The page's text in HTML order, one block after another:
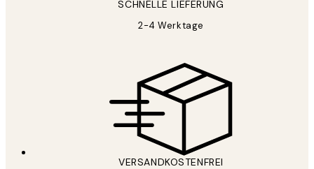
SCHNELLE LIEFERUNG
2-4 Werktage
VERSANDKOSTENFREI